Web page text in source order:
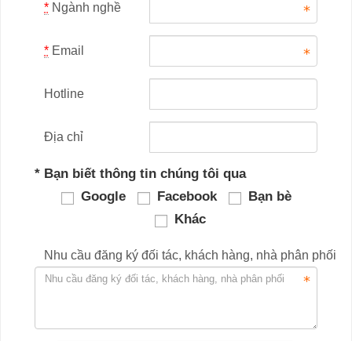
* Ngành nghề
* Email
Hotline
Địa chỉ
* Bạn biết thông tin chúng tôi qua
Google
Facebook
Bạn bè
Khác
Nhu cầu đăng ký đối tác, khách hàng, nhà phân phối